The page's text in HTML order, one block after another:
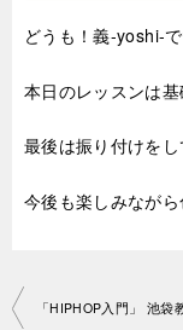
どうも！義-yoshi-で
本日のレッスンは
最後は振り付けをし
今後も楽しみなが
投